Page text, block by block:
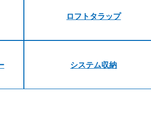
ロフトタラップ
システム収納